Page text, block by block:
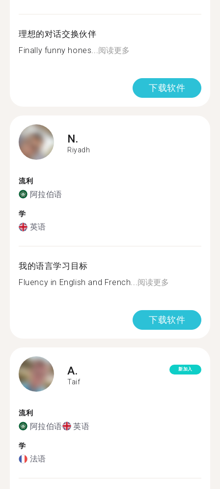
理想的对话交换伙伴
Finally funny hones...阅读更多
下载软件
N.
Riyadh
流利
阿拉伯语
学
英语
我的语言学习目标
Fluency in English and French...阅读更多
下载软件
A.
Taif
新加入
流利
阿拉伯语 英语
学
法语